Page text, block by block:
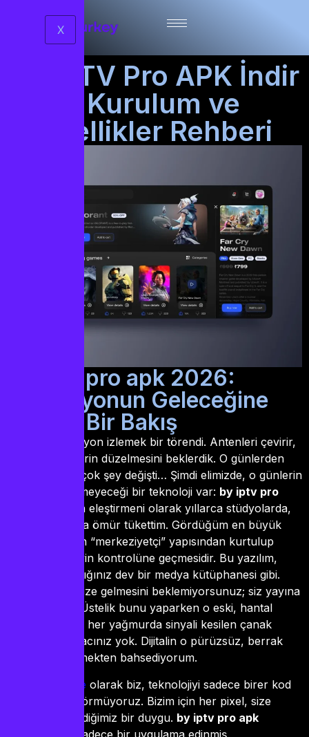
X
By IPTV Pro APK İndir
| Kurulum ve
Özellikler Rehberi
by iptv pro apk 2026:
Televizyonun Geleceğine
İnsansı Bir Bakış
Eskiden televizyon izlemek bir törendi. Antenleri çevirir,
karlı görüntülerin düzelmesini beklerdik. O günlerden
bugünlere ne çok şey değişti… Şimdi elimizde, o günlerin
hayal bile edemeyeceği bir teknoloji var: by iptv pro
. Bir medya eleştirmeni olarak yıllarca stüdyolarda,
reji masalarında ömür tükettim. Gördüğüm en büyük
devrim, yayının “merkeziyetçi” yapısından kurtulup
tamamen bireyin kontrolüne geçmesidir. Bu yazılım,
cebinizde taşıdığınız dev bir medya kütüphanesi gibi.
Artık yayının size gelmesini beklemiyorsunuz; siz yayına
gidiyorsunuz. Üstelik bunu yaparken o eski, hantal
kablolara veya her yağmurda sinyali kesilen çanak
antenlere ihtiyacınız yok. Dijitalin o pürüzsüz, berrak
sularında yüzmekten bahsediyorum.
iptvsatnal.store olarak biz, teknolojiyi sadece birer kod
yığını olarak görmüyoruz. Bizim için her pixel, size
ulaştırmak istediğimiz bir duygu. by iptv pro apk
kurulumuyla sadece bir uygulama edinmiş